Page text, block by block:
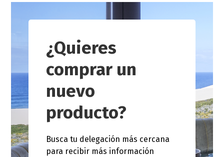
¿Quieres
comprar un
nuevo
producto?
Busca tu delegación más cercana
para recibir más información